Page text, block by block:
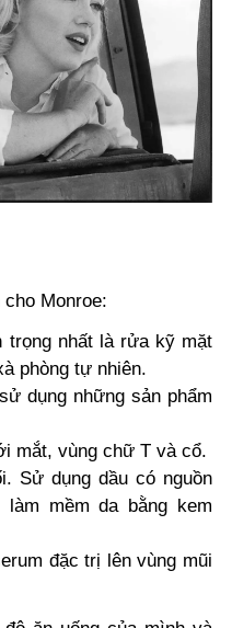
Monroe:
trọng nhất là rửa kỹ mặt
phòng tự nhiên.
dụng những sản phẩm
mắt, vùng chữ T và cổ.
Sử dụng dầu có nguồn
mềm da bằng kem
đặc trị lên vùng mũi